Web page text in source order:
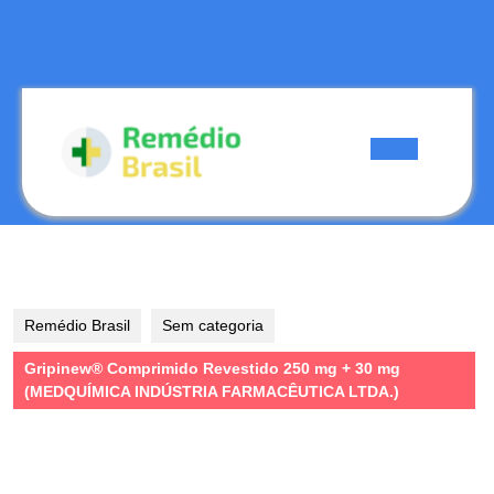
Remédio Brasil Sem categoria
Gripinew® Comprimido Revestido 250 mg + 30 mg
(MEDQUÍMICA INDÚSTRIA FARMACÊUTICA LTDA.)